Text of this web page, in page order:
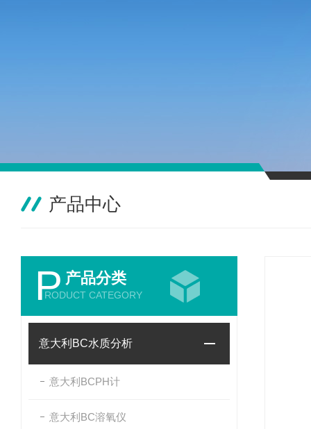
产品中心
P 产品分类
RODUCT CATEGORY
意大利BC水质分析
意大利BCPH计
意大利BC溶氧仪